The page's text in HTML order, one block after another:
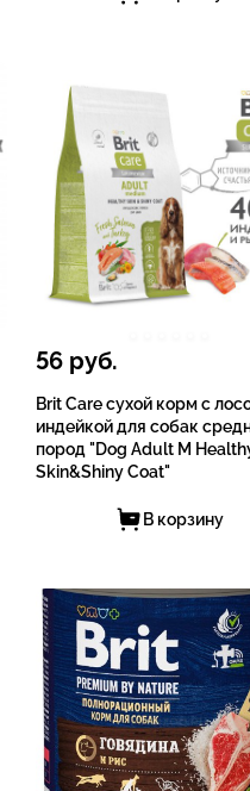
56 руб.
Brit Care сухой корм с
индейкой для собак
пород "Dog Adult M
Skin&Shiny Coat"
В корзину